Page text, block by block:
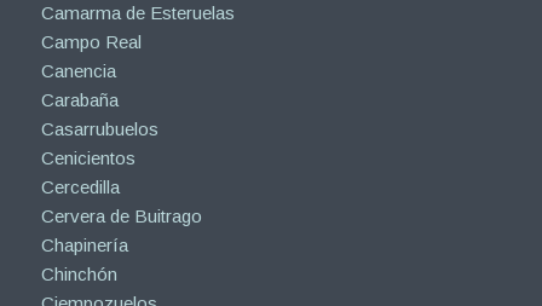
Camarma de Esteruelas
Campo Real
Canencia
Carabaña
Casarrubuelos
Cenicientos
Cercedilla
Cervera de Buitrago
Chapinería
Chinchón